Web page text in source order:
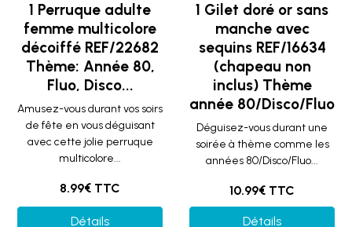
1 Perruque adulte
femme multicolore
décoiffé REF/22682
Thème: Année 80,
Fluo, Disco...
Amusez-vous durant vos soirs
de fête en vous déguisant
avec cette jolie perruque
multicolore...
8.99€ TTC
Détails
1 Gilet doré or sans
manche avec
sequins REF/16634
(chapeau non
inclus) Thème
année 80/Disco/Fluo
Déguisez-vous durant une
soirée à thème comme les
années 80/Disco/Fluo...
10.99€ TTC
Détails